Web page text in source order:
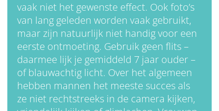
vaak niet het gewenste effect. Ook foto’s
van lang geleden worden vaak gebruikt,
maar zijn natuurlijk niet handig voor een
eerste ontmoeting. Gebruik geen flits –
daarmee lijk je gemiddeld 7 jaar ouder –
of blauwachtig licht. Over het algemeen
hebben mannen het meeste succes als
ze niet rechtstreeks in de camera kijken,